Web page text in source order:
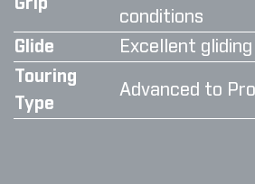
Grip
conditions
Glide
Excellent
Touring
Type
Advanced to Pro